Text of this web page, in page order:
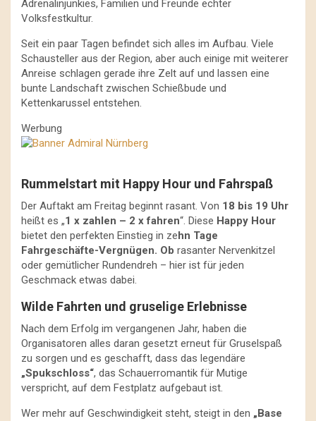
Adrenalinjunkies, Familien und Freunde echter
Volksfestkultur.
Seit ein paar Tagen befindet sich alles im Aufbau. Viele
Schausteller aus der Region, aber auch einige mit weiterer
Anreise schlagen gerade ihre Zelt auf und lassen eine
bunte Landschaft zwischen Schießbude und
Kettenkarussel entstehen.
Werbung
Rummelstart mit Happy Hour und Fahrspaß
Der Auftakt am Freitag beginnt rasant. Von 18 bis 19 Uhr
heißt es „1 x zahlen – 2 x fahren“. Diese Happy Hour
bietet den perfekten Einstieg in zehn Tage
Fahrgeschäfte-Vergnügen. Ob rasanter Nervenkitzel
oder gemütlicher Rundendreh – hier ist für jeden
Geschmack etwas dabei.
Wilde Fahrten und gruselige Erlebnisse
Nach dem Erfolg im vergangenen Jahr, haben die
Organisatoren alles daran gesetzt erneut für Gruselspaß
zu sorgen und es geschafft, dass das legendäre
„Spukschloss“, das Schauerromantik für Mutige
verspricht, auf dem Festplatz aufgebaut ist.
Wer mehr auf Geschwindigkeit steht, steigt in den „Base